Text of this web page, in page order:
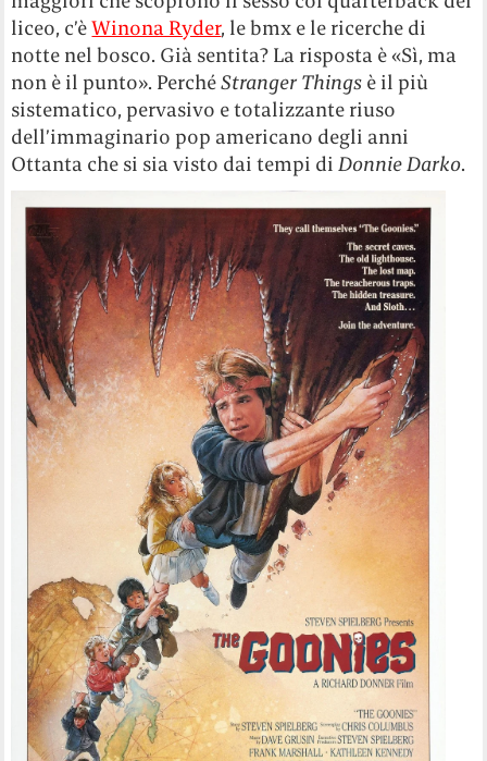
liceo, c’èWinona Ryder, le bmx e le ricerche di
notte nel bosco. Già sentita? La risposta è «Sì, ma
non è il punto». PerchéStranger Things è il più
sistematico, pervasivo e totalizzante riuso
dell’immaginario pop americano degli anni
Ottanta che si sia visto dai tempi diDonnie Darko.